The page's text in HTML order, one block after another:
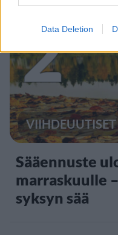
Data Deletion
2
VIIHDEUUTISET
Sääennuste
marraskuulle
syksyn sää